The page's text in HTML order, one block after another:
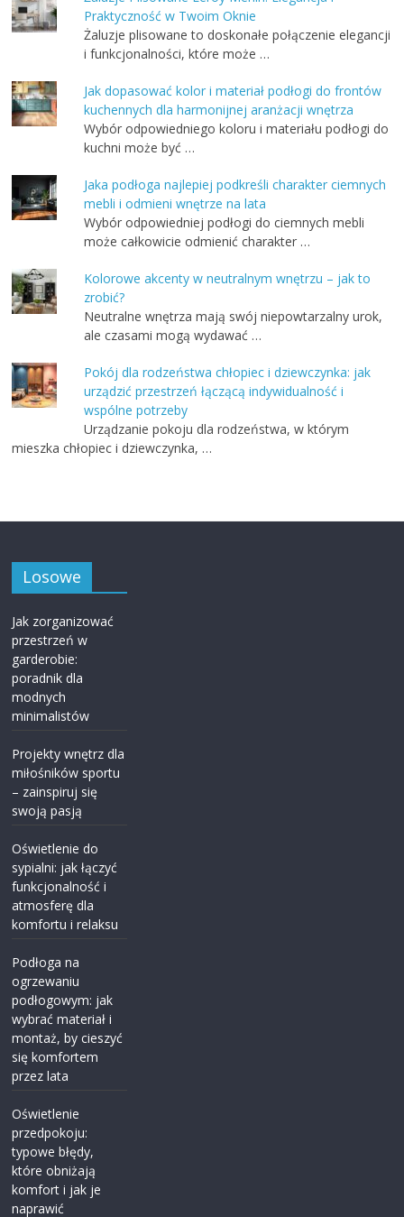
Praktyczność w Twoim Oknie
Żaluzje plisowane to doskonałe połączenie elegancji
i funkcjonalności, które może …
Jak dopasować kolor i materiał podłogi do frontów
kuchennych dla harmonijnej aranżacji wnętrza
Wybór odpowiedniego koloru i materiału podłogi do
kuchni może być …
Jaka podłoga najlepiej podkreśli charakter ciemnych
mebli i odmieni wnętrze na lata
Wybór odpowiedniej podłogi do ciemnych mebli
może całkowicie odmienić charakter …
Kolorowe akcenty w neutralnym wnętrzu – jak to
zrobić?
Neutralne wnętrza mają swój niepowtarzalny urok,
ale czasami mogą wydawać …
Pokój dla rodzeństwa chłopiec i dziewczynka: jak
urządzić przestrzeń łączącą indywidualność i
wspólne potrzeby
Urządzanie pokoju dla rodzeństwa, w którym
mieszka chłopiec i dziewczynka, …
Losowe
Jak zorganizować
przestrzeń w
garderobie:
poradnik dla
modnych
minimalistów
Projekty wnętrz dla
miłośników sportu
– zainspiruj się
swoją pasją
Oświetlenie do
sypialni: jak łączyć
funkcjonalność i
atmosferę dla
komfortu i relaksu
Podłoga na
ogrzewaniu
podłogowym: jak
wybrać materiał i
montaż, by cieszyć
się komfortem
przez lata
Oświetlenie
przedpokoju:
typowe błędy,
które obniżają
komfort i jak je
naprawić